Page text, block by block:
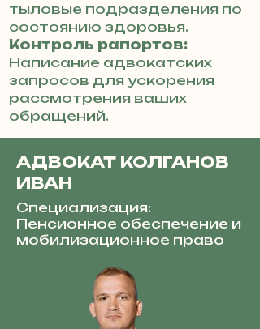
тыловые подразделения по
состоянию здоровья.
Контроль рапортов:
Написание адвокатских
запросов для ускорения
рассмотрения ваших
обращений.
АДВОКАТ КОЛГАНОВ
ИВАН
Специализация:
Пенсионное обеспечение и
мобилизационное право